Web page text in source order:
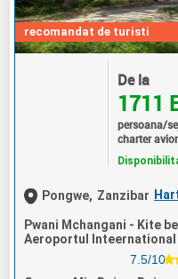
recomandat de turisti
De la
1711
persoana/
charter
Pongwe, Zanzibar
Pwani Mchangani - Kite
Aeroportul Inteernational
7.5/10